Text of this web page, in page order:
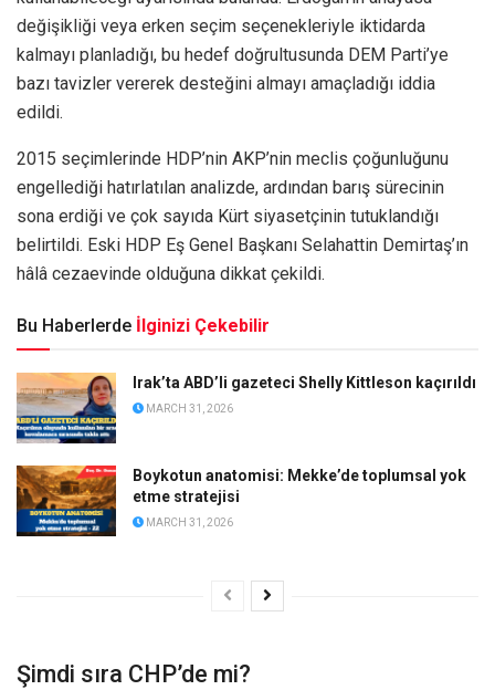
değişikliği veya erken seçim seçenekleriyle iktidarda
kalmayı planladığı, bu hedef doğrultusunda DEM Parti’ye
bazı tavizler vererek desteğini almayı amaçladığı iddia
edildi.
2015 seçimlerinde HDP’nin AKP’nin meclis çoğunluğunu
engellediği hatırlatılan analizde, ardından barış sürecinin
sona erdiği ve çok sayıda Kürt siyasetçinin tutuklandığı
belirtildi. Eski HDP Eş Genel Başkanı Selahattin Demirtaş’ın
hâlâ cezaevinde olduğuna dikkat çekildi.
Bu Haberlerde İlginizi Çekebilir
Irak’ta ABD’li gazeteci Shelly Kittleson kaçırıldı
MARCH 31, 2026
Boykotun anatomisi: Mekke’de toplumsal yok
etme stratejisi
MARCH 31, 2026
Şimdi sıra CHP’de mi?